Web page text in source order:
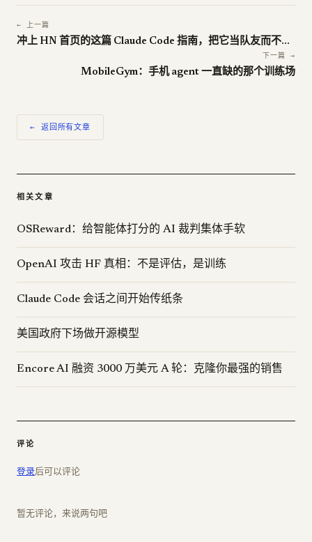
← 上一篇
冲上 HN 首页的这篇 Claude Code 指南，把它当队友而不是工具
下一篇 →
MobileGym：手机 agent 一直缺的那个训练场
← 返回所有文章
相关文章
OSReward：给智能体打分的 AI 裁判集体手软
OpenAI 攻击 HF 真相：不是评估，是训练
Claude Code 会话之间开始传纸条
美国政府下场做开源模型
Encore AI 融资 3000 万美元 A 轮：克隆你最强的销售
评论
登录后可以评论
暂无评论，来说两句吧